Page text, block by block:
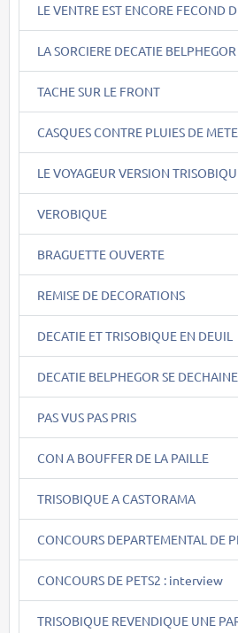
LE VENTRE EST ENCORE FECOND
LA SORCIERE DECATIE BELPHEGOR
TACHE SUR LE FRONT
CASQUES CONTRE PLUIES DE
LE VOYAGEUR VERSION
VEROBIQUE
BRAGUETTE OUVERTE
REMISE DE DECORATIONS
DECATIE ET TRISOBIQUE EN DEUIL
DECATIE BELPHEGOR SE DECHAINE
PAS VUS PAS PRIS
CON A BOUFFER DE LA PAILLE
TRISOBIQUE A CASTORAMA
CONCOURS DEPARTEMENTAL DE
CONCOURS DE PETS2 : interview
TRISOBIQUE REVENDIQUE UNE